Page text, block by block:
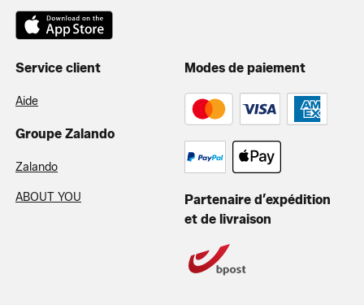
Service client
Aide
Groupe Zalando
Zalando
ABOUT YOU
Modes de paiement
Partenaire d’expédition
et de livraison